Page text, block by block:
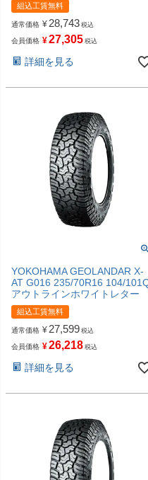
組込工賃無料
通常価格 ¥ 28,743 税込
会員価格 ¥27,305 税込
詳細を見る
YOKOHAMA GEOLANDAR X-
AT G016 235/70R16 104/
アウトラインホワイトレター
組込工賃無料
通常価格 ¥ 27,599 税込
会員価格 ¥26,218 税込
詳細を見る